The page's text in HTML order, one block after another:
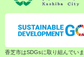
香芝市はSDGsに取り組んでいま